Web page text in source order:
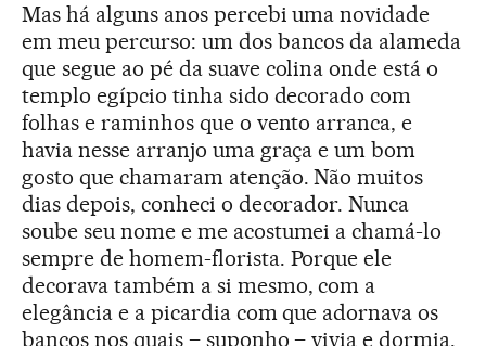
Mas há alguns anos percebi uma novidade
em meu percurso: um dos bancos da alameda
que segue ao pé da suave colina onde está o
templo egípcio tinha sido decorado com
folhas e raminhos que o vento arranca, e
havia nesse arranjo uma graça e um bom
gosto que chamaram atenção. Não muitos
dias depois, conheci o decorador. Nunca
soube seu nome e me acostumei a chamá-lo
sempre de homem-florista. Porque ele
decorava também a si mesmo, com a
elegância e a picardia com que adornava os
bancos nos quais – suponho – vivia e dormia.